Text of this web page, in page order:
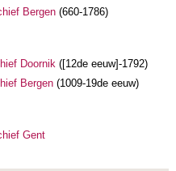
Bergen(660-1786)
Doornik ([12de eeuw]-1792)
Bergen(1009-19de eeuw)
Gent